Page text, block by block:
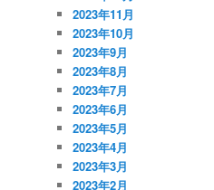
2023年11月
2023年10月
2023年9月
2023年8月
2023年7月
2023年6月
2023年5月
2023年4月
2023年3月
2023年2月